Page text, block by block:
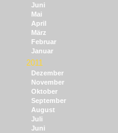
Juni
Mai
April
März
Februar
Januar
2011
Dezember
November
Oktober
September
August
Juli
Juni